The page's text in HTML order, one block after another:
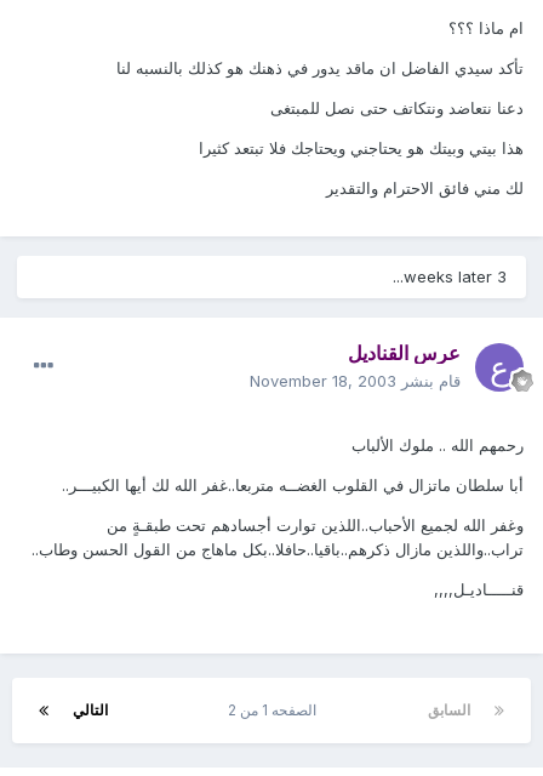
ام ماذا ؟؟؟
تأكد سيدي الفاضل ان ماقد يدور في ذهنك هو كذلك بالنسبه لنا
دعنا نتعاضد ونتكاتف حتى نصل للمبتغى
هذا بيتي وبيتك هو يحتاجني ويحتاجك فلا تبتعد كثيرا
لك مني فائق الاحترام والتقدير
3 weeks later...
عرس القناديل
قام بنشر November 18, 2003
رحمهم الله .. ملوك الألباب
أبا سلطان ماتزال في القلوب الغضــه متربعا..غفر الله لك أيها الكبيـــر..
وغفر الله لجميع الأحباب..اللذين توارت أجسادهم تحت طبقـةٍ من
تراب..واللذين مازال ذكرهم..باقيا..حافلا..بكل ماهاج من القول الحسن وطاب..
قنـــــاديـل,,,,
السابق التالي الصفحه 1 من 2